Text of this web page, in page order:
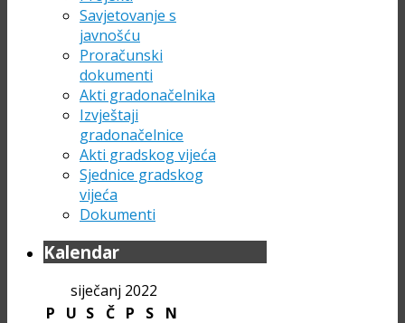
Savjetovanje s
javnošću
Proračunski
dokumenti
Akti gradonačelnika
Izvještaji
gradonačelnice
Akti gradskog vijeća
Sjednice gradskog
vijeća
Dokumenti
Kalendar
siječanj 2022
P
U S Č P S
N